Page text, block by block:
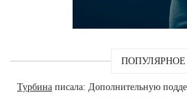
ПОПУЛЯРНОЕ
Турбина писала: Дополнительную